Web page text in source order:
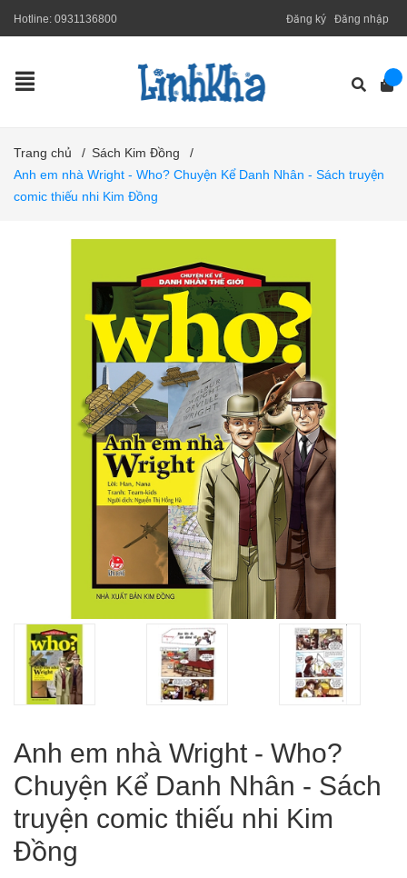
Hotline: 0931136800 Đăng ký Đăng nhập
Trang chủ / Sách Kim Đồng
/
Anh em nhà Wright - Who? Chuyện Kể Danh Nhân - Sách truyện
comic thiếu nhi Kim Đồng
Anh em nhà Wright - Who?
Chuyện Kể Danh Nhân - Sách
truyện comic thiếu nhi Kim
Đồng